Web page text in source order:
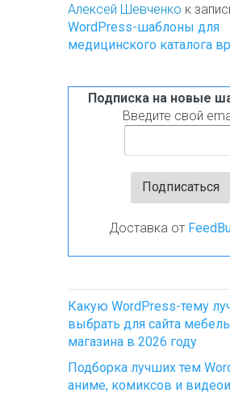
Алексей Шевченко к
WordPress-шаблоны для
медицинского каталога
Подписка на новые
Введите свой
Доставка от
Какую WordPress-тему
выбрать для сайта
магазина в 2026 году
Подборка лучших тем
аниме, комиксов и